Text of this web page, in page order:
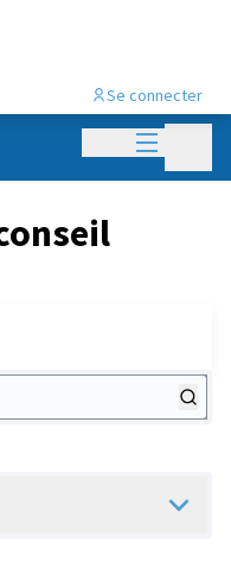
Menu
Se connecter